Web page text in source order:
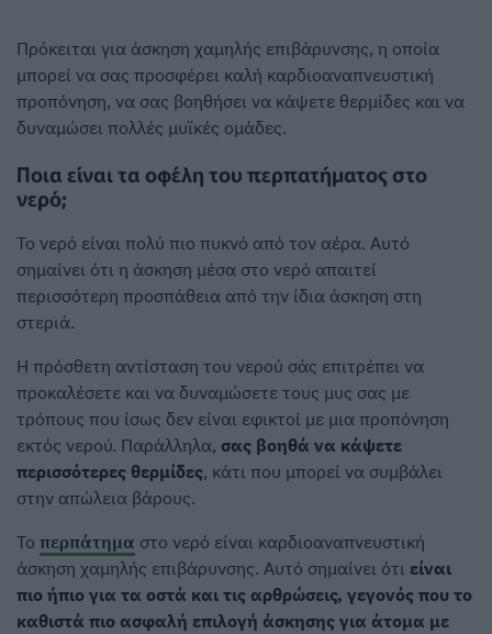
Πρόκειται για άσκηση χαμηλής επιβάρυνσης, η οποία
μπορεί να σας προσφέρει καλή καρδιοαναπνευστική
προπόνηση, να σας βοηθήσει να κάψετε θερμίδες και να
δυναμώσει πολλές μυϊκές ομάδες.
Ποια είναι τα οφέλη του περπατήματος στο
νερό;
Το νερό είναι πολύ πιο πυκνό από τον αέρα. Αυτό
σημαίνει ότι η άσκηση μέσα στο νερό απαιτεί
περισσότερη προσπάθεια από την ίδια άσκηση στη
στεριά.
Η πρόσθετη αντίσταση του νερού σάς επιτρέπει να
προκαλέσετε και να δυναμώσετε τους μυς σας με
τρόπους που ίσως δεν είναι εφικτοί με μια προπόνηση
εκτός νερού. Παράλληλα, σας βοηθά να κάψετε
περισσότερες θερμίδες, κάτι που μπορεί να συμβάλει
στην απώλεια βάρους.
Το περπάτημα στο νερό είναι καρδιοαναπνευστική
άσκηση χαμηλής επιβάρυνσης. Αυτό σημαίνει ότι είναι
πιο ήπιο για τα οστά και τις αρθρώσεις, γεγονός που το
καθιστά πιο ασφαλή επιλογή άσκησης για άτομα με